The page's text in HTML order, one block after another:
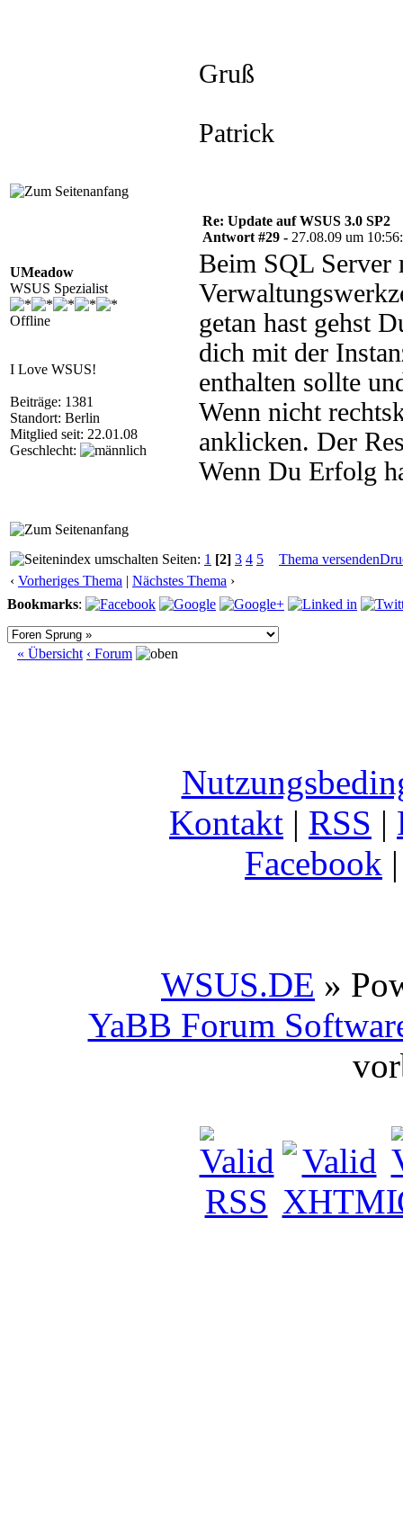
Gruß
Patrick
UMeadow
WSUS Spezialist
Offline
I Love WSUS!
Beiträge: 1381
Standort: Berlin
Mitglied seit: 22.01.08
Geschlecht:
Re: Update auf WSUS 3.0 SP2
Antwort #29 - 27.08.09 um
Beim SQL Server
getan hast gehst
dich mit der
enthalten sollte
Wenn nicht
anklicken. Der
Wenn Du Erfolg
Seiten: 1 [2] 3 4 5 Thema versenden
‹ Vorheriges Thema | Nächstes Thema ›
Bookmarks:
« Übersicht ‹ Forum
Kontakt | RSS |
Facebook
WSUS.DE »
YaBB Forum